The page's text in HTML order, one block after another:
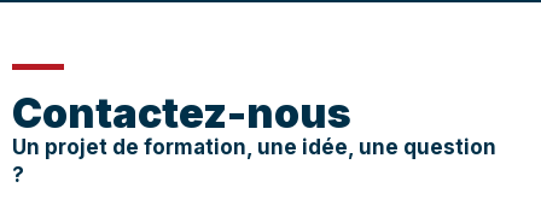
Contactez-nous
Un projet de formation, une idée, une question
?